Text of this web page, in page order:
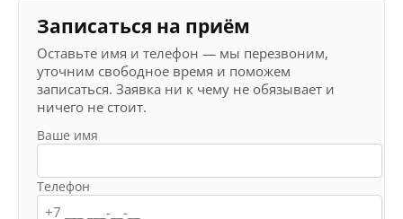
Записаться на приём
Оставьте имя и телефон — мы перезвоним,
уточним свободное время и поможем
записаться. Заявка ни к чему не обязывает и
ничего не стоит.
Ваше имя
Телефон